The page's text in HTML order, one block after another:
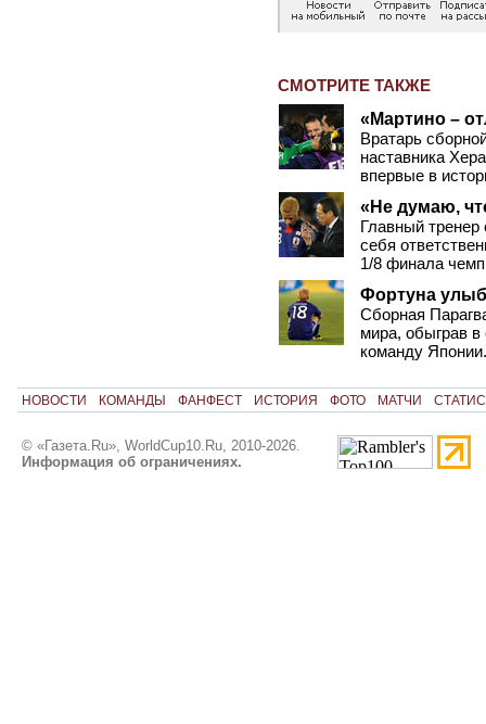
СМОТРИТЕ ТАКЖЕ
«Мартино –
Вратарь
наставника
впервые в
«Не думаю,
Главный
себя
1/8 финала
Фортуна
Сборная
мира, обыграв
команду
НОВОСТИ КОМАНДЫ ФАНФЕСТ ИСТОРИЯ ФОТО МАТЧИ
© «Газета.Ru», WorldCup10.Ru, 2010-2026.
Информация об ограничениях.